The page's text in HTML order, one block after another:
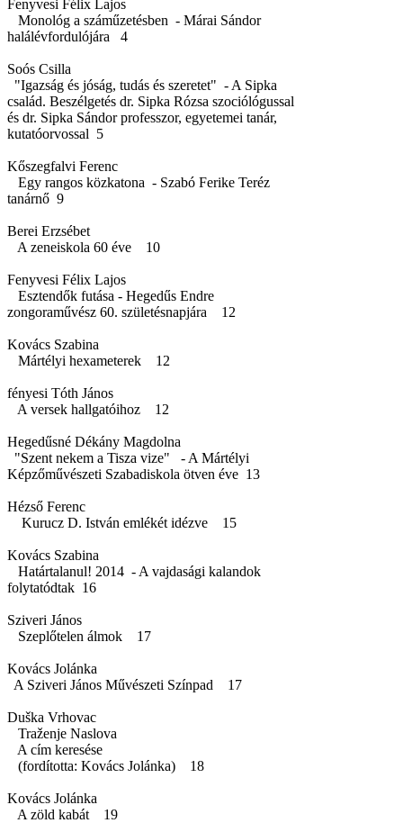
Fenyvesi Félix Lajos
Monológ a száműzetésben - Márai Sándor
halálévfordulójára 4
Soós Csilla
"Igazság és jóság, tudás és szeretet" - A Sipka
család. Beszélgetés dr. Sipka Rózsa szociólógussal
és dr. Sipka Sándor professzor, egyetemei tanár,
kutatóorvossal 5
Kőszegfalvi Ferenc
Egy rangos közkatona - Szabó Ferike Teréz
tanárnő 9
Berei Erzsébet
A zeneiskola 60 éve 10
Fenyvesi Félix Lajos
Esztendők futása - Hegedűs Endre
zongoraművész 60. születésnapjára 12
Kovács Szabina
Mártélyi hexameterek 12
fényesi Tóth János
A versek hallgatóihoz 12
Hegedűsné Dékány Magdolna
"Szent nekem a Tisza vize" - A Mártélyi
Képzőművészeti Szabadiskola ötven éve 13
Hézső Ferenc
Kurucz D. István emlékét idézve 15
Kovács Szabina
Határtalanul! 2014 - A vajdasági kalandok
folytatódtak 16
Sziveri János
Szeplőtelen álmok 17
Kovács Jolánka
A Sziveri János Művészeti Színpad 17
Duška Vrhovac
Traženje Naslova
A cím keresése
(fordította: Kovács Jolánka) 18
Kovács Jolánka
A zöld kabát 19